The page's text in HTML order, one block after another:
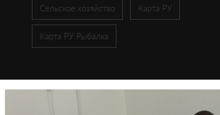
Сельское хозяйство Карта РУ
Карта РУ Рыбалка